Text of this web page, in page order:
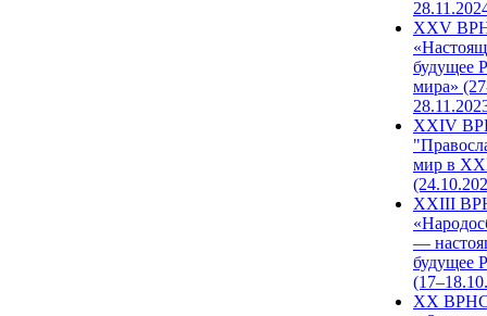
XXV
будущее
мира»
XXIV
мир в
XXIII
—
будущее
XX ВРНС